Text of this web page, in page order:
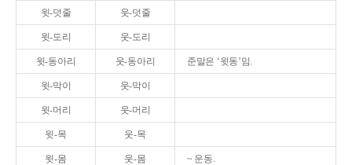
윗-덧줄 웃-덧줄
윗-도리 웃-도리
윗-동아리 웃-동아리 준말은 ‘윗동’임.
윗-막이 웃-막이
윗-머리 웃-머리
윗-목 웃-목
윗-몸 웃-몸 ~ 운동.